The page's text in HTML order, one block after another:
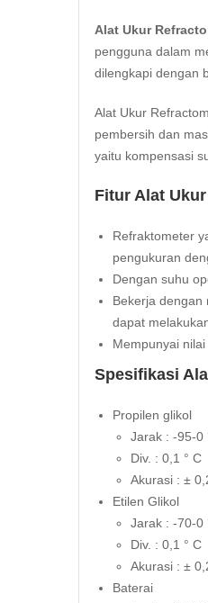
Alat Ukur
pengguna dalam
dilengkapi dengan
Alat Ukur
pembersih dan
yaitu kompensasi
Fitur Alat
Refraktometer
pengukuran
Dengan suhu
Bekerja dengan
dapat
Mempunyai
Spesifikasi
Propilen glikol
Jarak : -95-0
Div. : 0,1 ° C
Akurasi : ±
Etilen Glikol
Jarak : -70-0
Div. : 0,1 ° C
Akurasi : ±
Baterai